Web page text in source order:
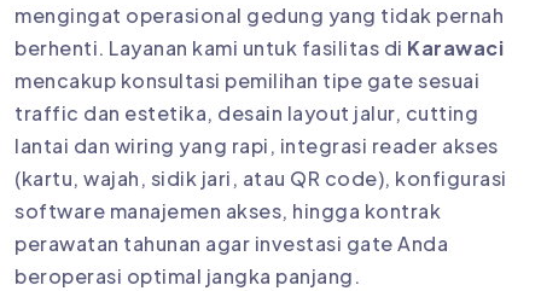
mengingat operasional gedung yang tidak pernah
berhenti. Layanan kami untuk fasilitas di Karawaci
mencakup konsultasi pemilihan tipe gate sesuai
traffic dan estetika, desain layout jalur, cutting
lantai dan wiring yang rapi, integrasi reader akses
(kartu, wajah, sidik jari, atau QR code), konfigurasi
software manajemen akses, hingga kontrak
perawatan tahunan agar investasi gate Anda
beroperasi optimal jangka panjang.